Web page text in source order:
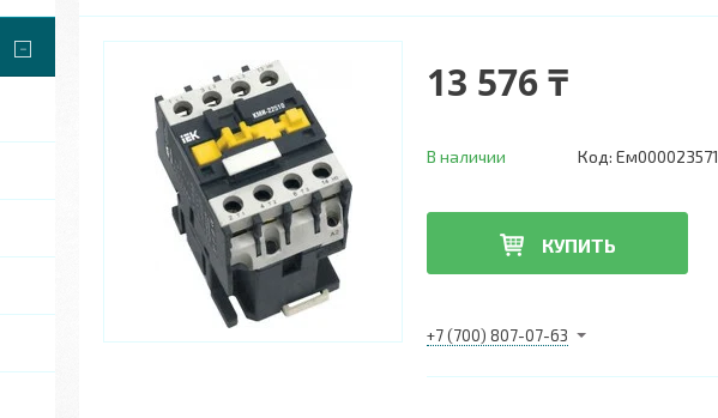
13 576 ₸
В наличии Код: Ем000023571
КУПИТЬ
+7 (700) 807-07-63